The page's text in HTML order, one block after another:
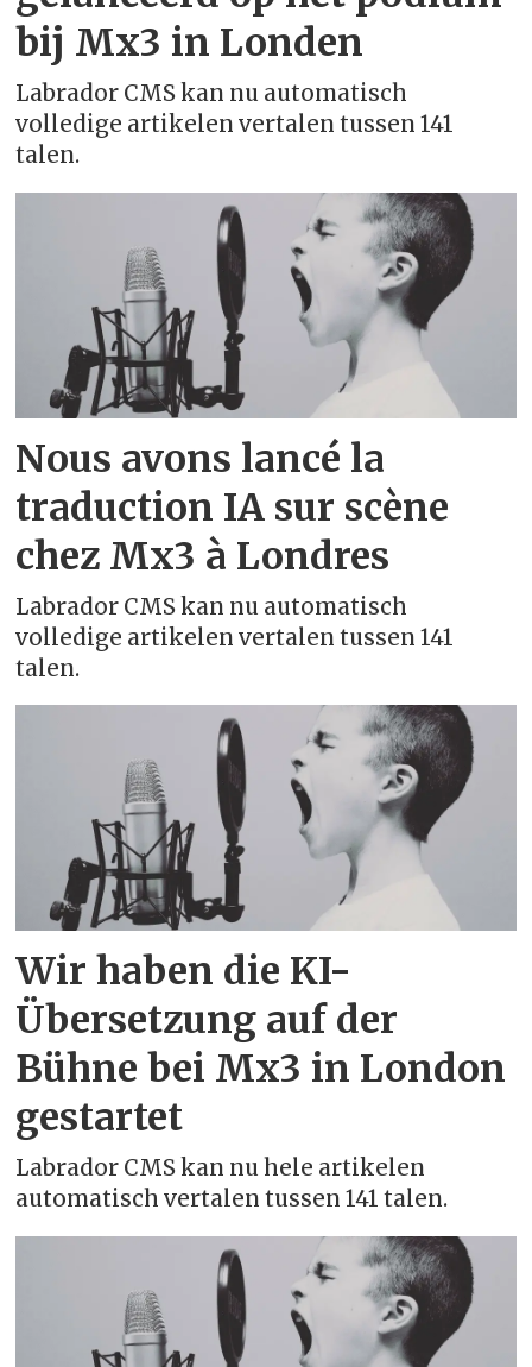
Asturisch - asturianu
Azerbeidzjaans - azərbaycan dili
Baskisch - euskara
Wit-Russisch - беларуская
Bengaals - বাংলা
Bosnisch - bosanski
Bretons - brezhoneg
Bulgaars - български
Catalaans - català
Centraal-Koerdisch - کوردی (دەستنوسی
عەرەبی)
Chinees (Hongkong) - 中文（香港）
Chinees (Vereenvoudigd) - 中文（简
体）
Chinees (Traditioneel) - 中文（繁體）
Corsicaans
Kroatisch - hrvatski
Tsjechisch - čeština
Deens - dansk
Nederlands - Nederlands
Nederlands - België
bij Mx3 in Londen
Labrador CMS kan nu automatisch
volledige artikelen vertalen tussen 141
talen.
Nous avons lancé la
traduction IA sur scène
chez Mx3 à Londres
Labrador CMS kan nu automatisch
volledige artikelen vertalen tussen 141
talen.
Wir haben die KI-
Übersetzung auf der
Bühne bei Mx3 in London
gestartet
Labrador CMS kan nu hele artikelen
automatisch vertalen tussen 141 talen.